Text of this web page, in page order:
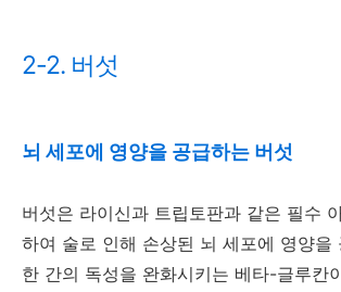
2-2. 버섯
뇌 세포에 영양을 공급하는 버섯
버섯은 라이신과 트립토판과 같은 필수
하여 술로 인해 손상된 뇌 세포에 영양을
한 간의 독성을 완화시키는 베타-글루칸